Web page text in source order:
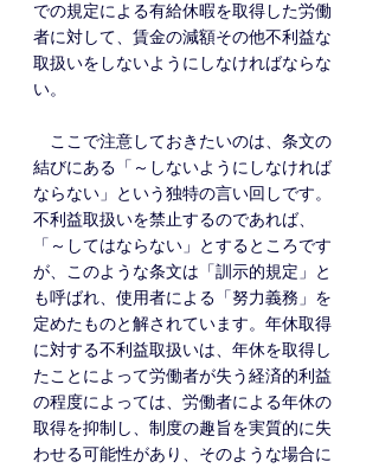
での規定による有給休暇を取得した労働
者に対して、賃金の減額その他不利益な
取扱いをしないようにしなければならな
い。
ここで注意しておきたいのは、条文の
結びにある「～しないようにしなければ
ならない」という独特の言い回しです。
不利益取扱いを禁止するのであれば、
「～してはならない」とするところです
が、このような条文は「訓示的規定」と
も呼ばれ、使用者による「努力義務」を
定めたものと解されています。年休取得
に対する不利益取扱いは、年休を取得し
たことによって労働者が失う経済的利益
の程度によっては、労働者による年休の
取得を抑制し、制度の趣旨を実質的に失
わせる可能性があり、そのような場合に